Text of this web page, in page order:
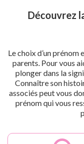
Découvrez
Le choix d’un
parents. Pour vous
plonger dans la
Connaître son
associés peut vous
prénom qui vous